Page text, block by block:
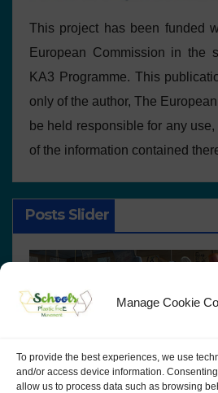
Manage Cookie
To provide the best experiences, we use
and/or access device information.
allow us to process data such as browsing
This project has been funded
European Commission in the
KA3 Programme. This
only of the author, The
be held responsible for any
of the information contained
Posts Slider